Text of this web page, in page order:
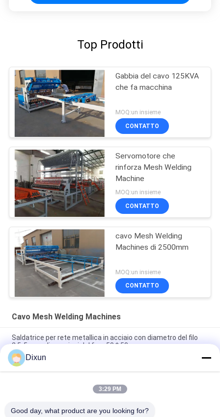
Top Prodotti
Gabbia del cavo 125KVA
che fa macchina
MOQ:un insieme
CONTATTO
Servomotore che
rinforza Mesh Welding
Machine
MOQ:un insieme
CONTATTO
cavo Mesh Welding
Machines di 2500mm
MOQ:un insieme
CONTATTO
Cavo Mesh Welding Machines
Saldatrice per rete metallica in acciaio con diametro del filo
2,5-5 mm, dimensioni del foro 50 * 50 mm
Aeroporto Recinzione filo di diametro 3,7 mm maglia 50 * 200
mm Wire Mesh Saldatura macchina
Dimensione del foro 150*150mm Rebar 4-10mm Highway
Dixun
3:29 PM
Good day, what product are you looking for?